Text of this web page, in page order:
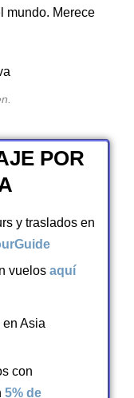
mundo. Merece
POR
y traslados en
vuelos aquí
en Asia
con
5% de